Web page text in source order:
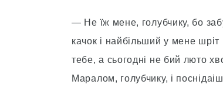
— Не їж мене, голубчику, бо
качок i найбiльший у мене шрiт
тебе, а сьогоднi не бий люто
Маралом, голубчику, i